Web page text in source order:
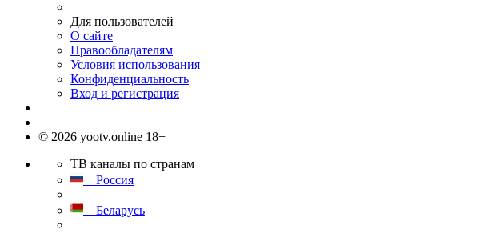
Для пользователей
О сайте
Правообладателям
Условия использования
Конфиденциальность
Вход и регистрация
© 2026 yootv.online 18+
ТВ каналы по странам
Россия
Беларусь